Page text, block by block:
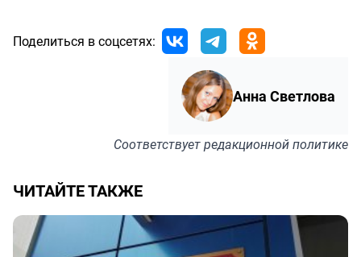
Поделиться в соцсетях:
Анна Светлова
Соответствуетредакционной политике
ЧИТАЙТЕ ТАКЖЕ